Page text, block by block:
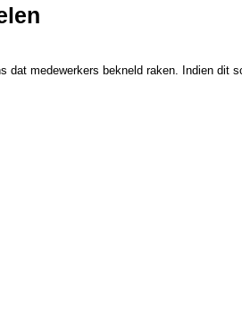
medewerkers bekneld raken. Indien